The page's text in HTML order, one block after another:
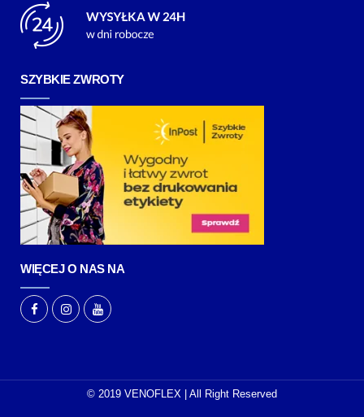
SZYBKIE ZWROTY
WIĘCEJ O NAS NA
© 2019 VENOFLEX | All Right Reserved